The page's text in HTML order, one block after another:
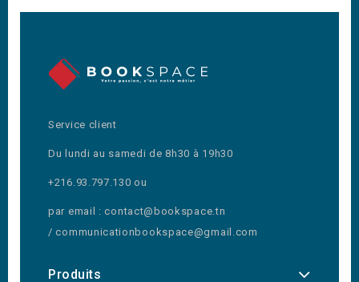
Service client
Du lundi au samedi de 8h30 à 19h30
+216.93.797.130 ou
par email : contact@bookspace.tn
/ communicationbookspace@gmail.com
Produits